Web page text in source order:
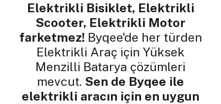
Elektrikli Bisiklet, Elektrikli
Scooter, Elektrikli Motor
farketmez! Byqee'de her türden
Elektrikli Araç için Yüksek
Menzilli Batarya çözümleri
mevcut. Sen de Byqee ile
elektrikli aracın için en uygun